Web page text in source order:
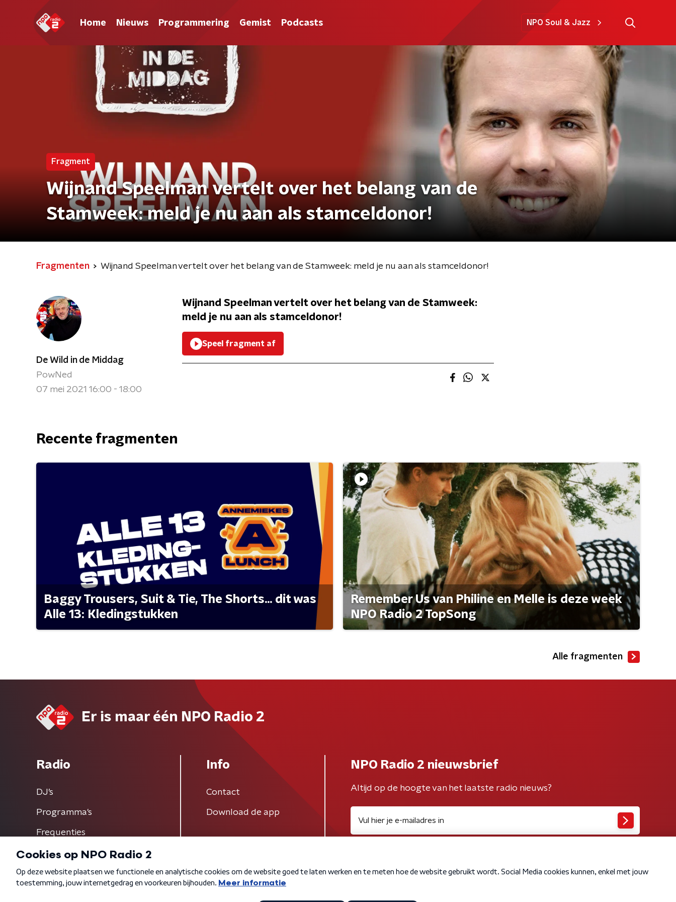
Home Nieuws Programmering Gemist Podcasts NPO Soul & Jazz
Fragment
Wijnand Speelman vertelt over het belang van de
Stamweek: meld je nu aan als stamceldonor!
Fragmenten Wijnand Speelman vertelt over het belang van de Stamweek: meld je nu aan als stamceldonor!
De Wild in de Middag
PowNed
07 mei 2021 16:00 - 18:00
Wijnand Speelman vertelt over het belang van de Stamweek:
meld je nu aan als stamceldonor!
Speel fragment af
Recente fragmenten
Baggy Trousers, Suit & Tie, The Shorts... dit was
Alle 13: Kledingstukken
Remember Us van Philine en Melle is deze week
NPO Radio 2 TopSong
Alle fragmenten
Er is maar één NPO Radio 2
Radio
DJ’s
Programma's
Frequenties
Info
Contact
Download de app
NPO Radio 2 nieuwsbrief
Altijd op de hoogte van het laatste radio nieuws?
Algemene voorwaarden Privacybeleid